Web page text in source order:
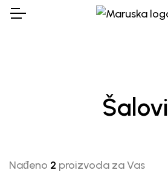
Šalovi
Nađeno 2 proizvoda za Vas